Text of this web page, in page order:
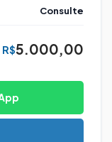
Consulte
R$5.000,00